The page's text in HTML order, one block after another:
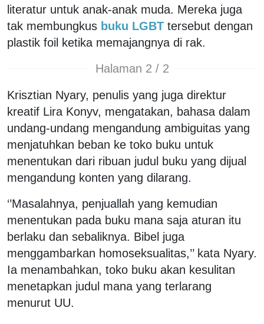
literatur untuk anak-anak muda. Mereka juga
tak membungkus buku LGBT tersebut dengan
plastik foil ketika memajangnya di rak.
Halaman 2 / 2
Krisztian Nyary, penulis yang juga direktur
kreatif Lira Konyv, mengatakan, bahasa dalam
undang-undang mengandung ambiguitas yang
menjatuhkan beban ke toko buku untuk
menentukan dari ribuan judul buku yang dijual
mengandung konten yang dilarang.
‘’Masalahnya, penjuallah yang kemudian
menentukan pada buku mana saja aturan itu
berlaku dan sebaliknya. Bibel juga
menggambarkan homoseksualitas,’’ kata Nyary.
Ia menambahkan, toko buku akan kesulitan
menetapkan judul mana yang terlarang
menurut UU.